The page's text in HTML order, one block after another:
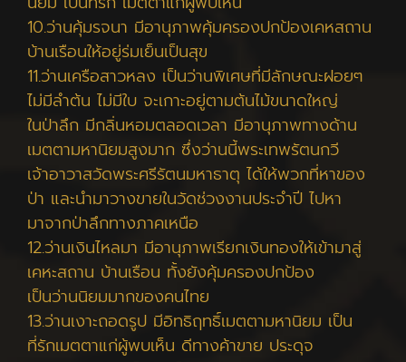
10.ว่านคุ้มรจนา มีอานุภาพคุ้มครองปกป้องเคหสถาน
บ้านเรือนให้อยู่ร่มเย็นเป็นสุข
11.ว่านเครือสาวหลง เป็นว่านพิเศษที่มีลักษณะฝอยๆ
ไม่มีลำต้น ไม่มีใบ จะเกาะอยู่ตามต้นไม้ขนาดใหญ่
ในป่าลึก มีกลิ่นหอมตลอดเวลา มีอานุภาพทางด้าน
เมตตามหานิยมสูงมาก ซึ่งว่านนี้พระเทพรัตนกวี
เจ้าอาวาสวัดพระศรีรัตนมหาธาตุ ได้ให้พวกที่หาของ
ป่า และนำมาวางขายในวัดช่วงงานประจำปี ไปหา
มาจากป่าลึกทางภาคเหนือ
12.ว่านเงินไหลมา มีอานุภาพเรียกเงินทองให้เข้ามาสู่
เคหะสถาน บ้านเรือน ทั้งยังคุ้มครองปกป้อง
เป็นว่านนิยมมากของคนไทย
13.ว่านเงาะถอดรูป มีอิทธิฤทธิ์เมตตามหานิยม เป็น
ที่รักเมตตาแก่ผู้พบเห็น ดีทางค้าขาย ประดุจ